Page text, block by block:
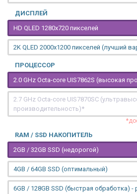
ДИСПЛЕЙ
HD QLED 1280x720 пикселей
2K QLED 2000х1200 пикселей (лучший
ПРОЦЕССОР
2.0 GHz Octa-core UIS7862S (высокая
2.7 GHz Octa-core UIS7870SC
производительность)*
RAM / SSD НАКОПИТЕЛЬ
2GB / 32GB SSD (недорогой)
4GB / 64GB SSD (оптимальный)
6GB / 128GB SSD (быстрая обработка) -